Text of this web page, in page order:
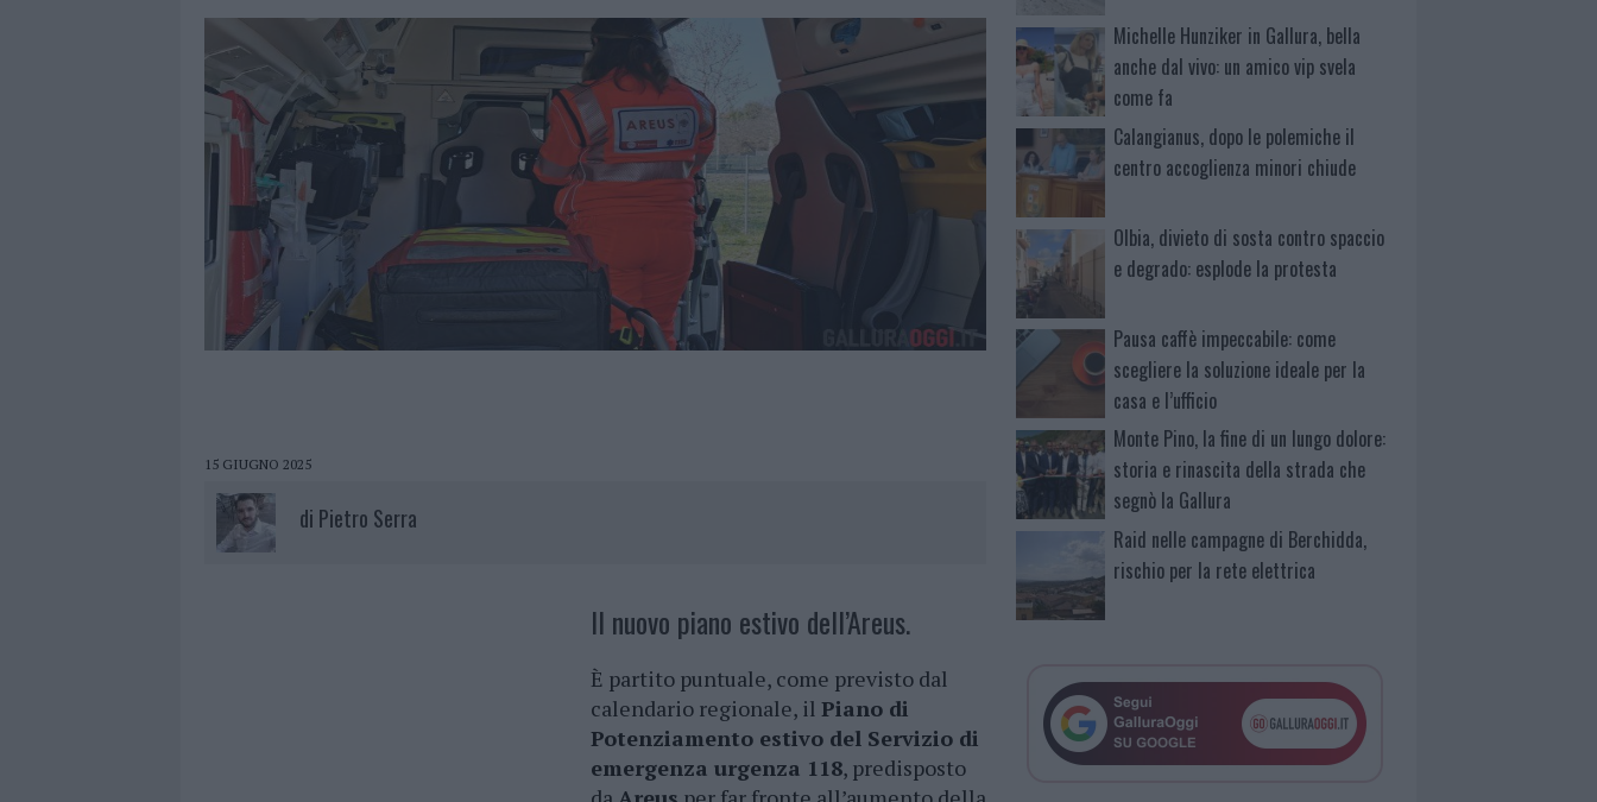
15 GIUGNO 2025
di Pietro Serra
Il nuovo piano estivo dell’Areus.
È partito puntuale, come previsto dal
calendario regionale, il Piano di
Potenziamento estivo del Servizio di
emergenza urgenza 118, predisposto
Michelle Hunziker in Gallura, bella
anche dal vivo: un amico vip svela
come fa
Calangianus, dopo le polemiche il
centro accoglienza minori chiude
Olbia, divieto di sosta contro spaccio
e degrado: esplode la protesta
Pausa caffè impeccabile: come
scegliere la soluzione ideale per la
casa e l’ufficio
Monte Pino, la fine di un lungo dolore:
storia e rinascita della strada che
segnò la Gallura
Raid nelle campagne di Berchidda,
rischio per la rete elettrica